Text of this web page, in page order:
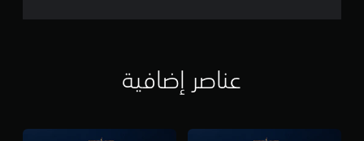
عناصر إضافية